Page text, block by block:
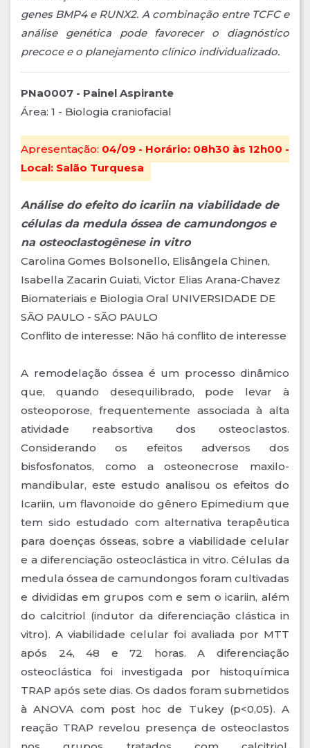
genes BMP4 e RUNX2. A combinação entre TCFC e
análise genética pode favorecer o diagnóstico
precoce e o planejamento clínico individualizado.
PNa0007 - Painel Aspirante
Área: 1 - Biologia craniofacial
Apresentação: 04/09 - Horário: 08h30 às 12h00 -
Local: Salão Turquesa
Análise do efeito do icariin na viabilidade de
células da medula óssea de camundongos e
na osteoclastogênese in vitro
Carolina Gomes Bolsonello, Elisângela Chinen,
Isabella Zacarin Guiati, Victor Elias Arana-Chavez
Biomateriais e Biologia Oral UNIVERSIDADE DE
SÃO PAULO - SÃO PAULO
Conflito de interesse: Não há conflito de interesse
A remodelação óssea é um processo dinâmico
que, quando desequilibrado, pode levar à
osteoporose, frequentemente associada à alta
atividade reabsortiva dos osteoclastos.
Considerando os efeitos adversos dos
bisfosfonatos, como a osteonecrose maxilo-
mandibular, este estudo analisou os efeitos do
Icariin, um flavonoide do gênero Epimedium que
tem sido estudado com alternativa terapêutica
para doenças ósseas, sobre a viabilidade celular
e a diferenciação osteoclástica in vitro. Células da
medula óssea de camundongos foram cultivadas
e divididas em grupos com e sem o icariin, além
do calcitriol (indutor da diferenciação clástica in
vitro). A viabilidade celular foi avaliada por MTT
após 24, 48 e 72 horas. A diferenciação
osteoclástica foi investigada por histoquímica
TRAP após sete dias. Os dados foram submetidos
à ANOVA com post hoc de Tukey (p<0,05). A
reação TRAP revelou presença de osteoclastos